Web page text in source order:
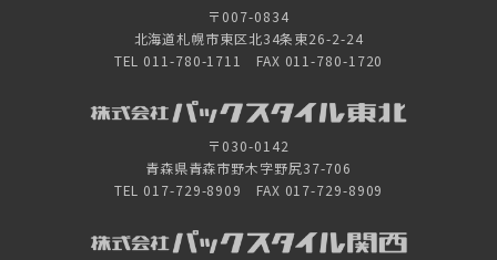
〒007-0834
北海道札幌市東区北34条東26-2-24
TEL 011-780-1711 FAX 011-780-1720
〒030-0142
青森県青森市野木字野尻37-706
TEL 017-729-8909 FAX 017-729-8909